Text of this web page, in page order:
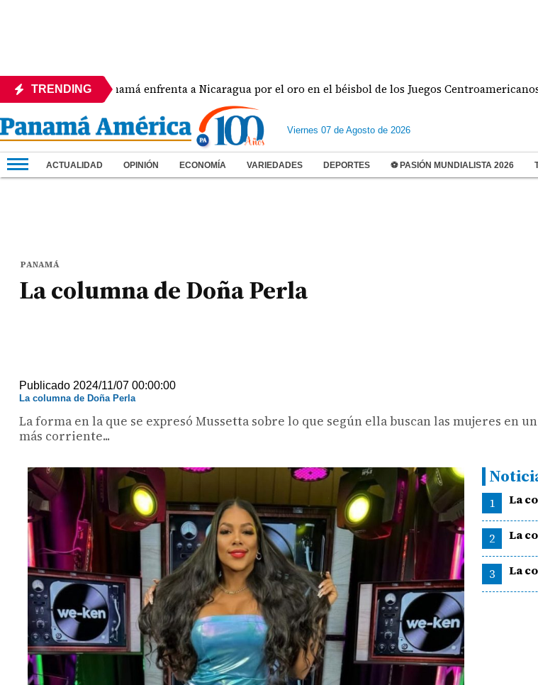
TRENDINGPanamá enfrenta a Nicaragua por el oro en el béisbol de los Juegos Centroamericanos y
Viernes 07 de Agosto de 2026
ACTUALIDAD OPINIÓN ECONOMÍA VARIEDADES DEPORTES ⚽ PASIÓN MUNDIALISTA 2026
PANAMÁ
La columna de Doña Perla
Publicado 2024/11/07 00:00:00
La columna de Doña Perla
La forma en la que se expresó Mussetta sobre lo que según ella buscan las mujeres en
más corriente...
1 La
2 La
3 La